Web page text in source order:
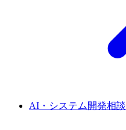
AI・システム開発相談